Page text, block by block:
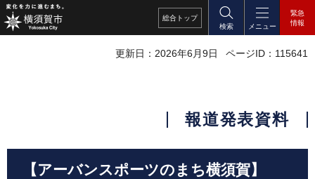
総合 トップ
検索
メニュー
緊急
情報
更新日：2026年6月9日 ページID：115641
報道発表資料
【アーバンスポーツのまち横須賀】